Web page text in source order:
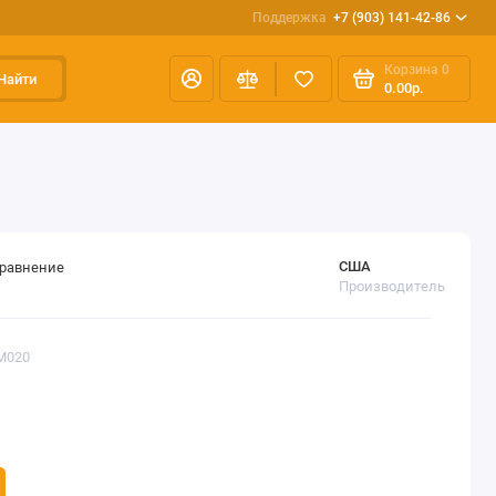
Поддержка +7 (903) 141-42-86
Корзина 0
0.00р.
США
Производитель